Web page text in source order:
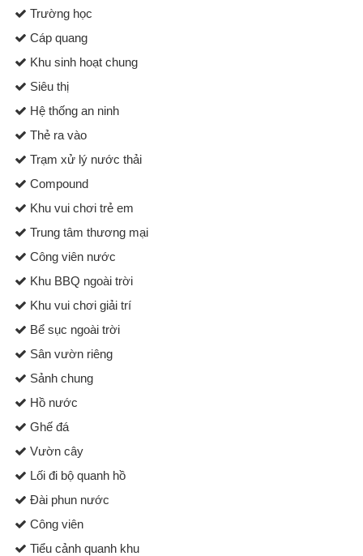
Trường học
Cáp quang
Khu sinh hoạt chung
Siêu thị
Hệ thống an ninh
Thẻ ra vào
Trạm xử lý nước thải
Compound
Khu vui chơi trẻ em
Trung tâm thương mại
Công viên nước
Khu BBQ ngoài trời
Khu vui chơi giải trí
Bể sục ngoài trời
Sân vườn riêng
Sảnh chung
Hồ nước
Ghế đá
Vườn cây
Lối đi bộ quanh hồ
Đài phun nước
Công viên
Tiểu cảnh quanh khu